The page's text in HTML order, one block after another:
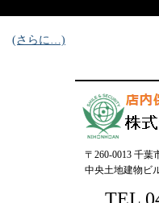
(さらに…)
〒260-0013 千葉
中央土地建物ビ
TEL